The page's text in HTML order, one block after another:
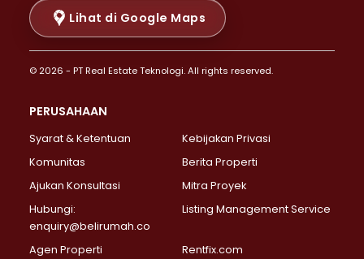
Properti Dijual di Kramat >
Properti Dijual di Pasar Baru >
Properti Dijual di Bendungan Hilir >
Properti Dijual di Jakarta Selatan >
Properti Dijual di Lebak Bulus >
Properti Dijual di Gandaria Selatan >
Properti Dijual di Pondok Labu >
Properti Dijual di Lenteng Agung >
Properti Dijual di Senayan >
Properti Dijual di Pondok Pinang >
Lihat di Google Maps
© 2026 - PT Real Estate Teknologi. All rights reserved.
PERUSAHAAN
Syarat & Ketentuan
Kebijakan Privasi
Komunitas
Berita Properti
Ajukan Konsultasi
Mitra Proyek
Hubungi:
enquiry@belirumah.co
Listing Management Service
Agen Properti Rentfix.com